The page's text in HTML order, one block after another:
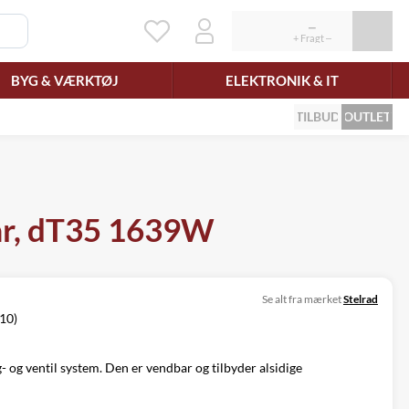
BYG & VÆRKTØJ ELEKTRONIK & IT
TILBUD OUTLET
dT35 1639W
Se alt fra mærketStelrad
ventil system. Den er vendbar og tilbyder alsidige